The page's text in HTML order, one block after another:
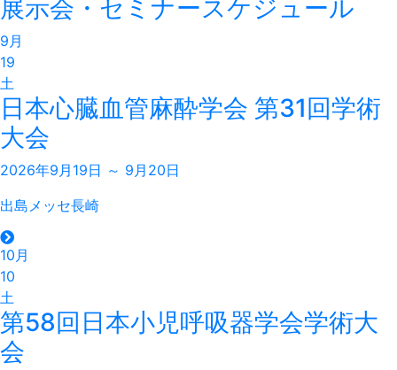
展示会・セミナースケジュール
9月
19
土
日本心臓血管麻酔学会 第31回学術
大会
2026年9月19日 ～ 9月20日
出島メッセ長崎
10月
10
土
第58回日本小児呼吸器学会学術大
会